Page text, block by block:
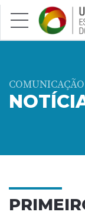
Saltar para
COMUNICAÇÃO